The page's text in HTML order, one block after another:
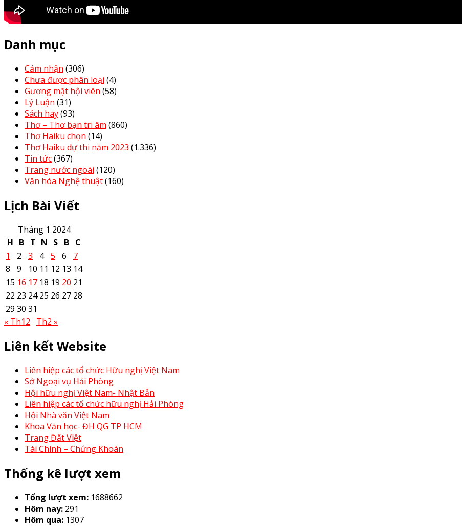
Danh mục
Cảm nhận (306)
Chưa được phân loại (4)
Gương mặt hội viên (58)
Lý Luận (31)
Sách hay(93)
Thơ – Thơ bạn tri âm (860)
Thơ Haiku chọn (14)
Thơ Haiku dự thi năm 2023 (1.336)
Tin tức(367)
Trang nước ngoài (120)
Văn hóa Nghệ thuật(160)
Lịch Bài Viết
Tháng 1 2024
H B T N S B C
1
2 3 4 5 6
7
8
9 10 11 12 13 14
15 16 17 18 19 20 21
22 23 24 25 26 27 28
29 30 31
« Th12
Th2 »
Liên kết Website
Liên hiệp các tổ chức Hữu nghị Việt Nam
Sở Ngoại vụ Hải Phòng
Hội hữu nghị Việt Nam- Nhật Bản
Liên hiệp các tổ chức hữu nghị Hải Phòng
Hội Nhà văn Việt Nam
Khoa Văn học- ĐH QG TP HCM
Trang Đất Việt
Tài Chính – Chứng Khoán
Thống kê lượt xem
Tổng lượt xem: 1688662
Hôm nay: 291
Hôm qua: 1307